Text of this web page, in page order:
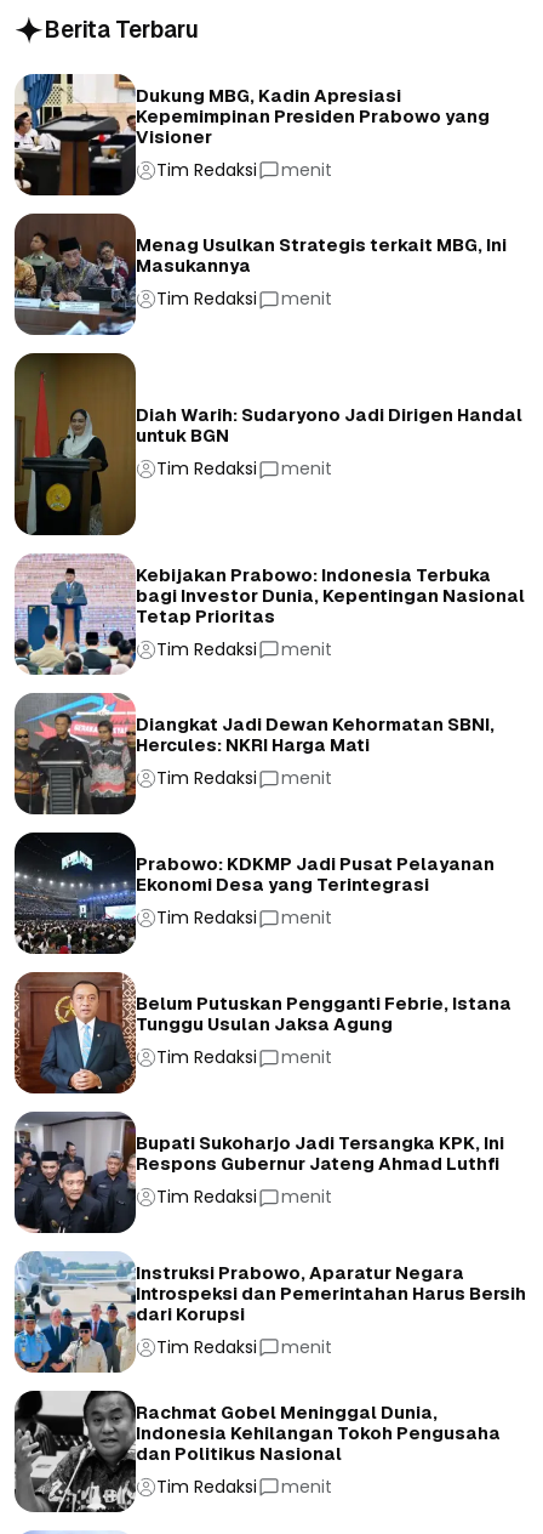
Berita Terbaru
Dukung MBG, Kadin Apresiasi
Kepemimpinan Presiden Prabowo yang
Visioner
Tim Redaksi menit
Menag Usulkan Strategis terkait MBG, Ini
Masukannya
Tim Redaksi menit
Diah Warih: Sudaryono Jadi Dirigen Handal
untuk BGN
Tim Redaksi menit
Kebijakan Prabowo: Indonesia Terbuka
bagi Investor Dunia, Kepentingan Nasional
Tetap Prioritas
Tim Redaksi menit
Diangkat Jadi Dewan Kehormatan SBNI,
Hercules: NKRI Harga Mati
Tim Redaksi menit
Prabowo: KDKMP Jadi Pusat Pelayanan
Ekonomi Desa yang Terintegrasi
Tim Redaksi menit
Belum Putuskan Pengganti Febrie, Istana
Tunggu Usulan Jaksa Agung
Tim Redaksi menit
Bupati Sukoharjo Jadi Tersangka KPK, Ini
Respons Gubernur Jateng Ahmad Luthfi
Tim Redaksi menit
Instruksi Prabowo, Aparatur Negara
Introspeksi dan Pemerintahan Harus Bersih
dari Korupsi
Tim Redaksi menit
Rachmat Gobel Meninggal Dunia,
Indonesia Kehilangan Tokoh Pengusaha
dan Politikus Nasional
Tim Redaksi menit